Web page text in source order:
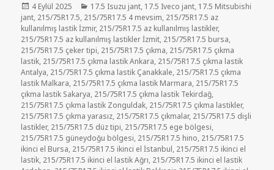
Yayın
tarihi
4 Eylül 2025 Kategoriler
17.5 Isuzu jant, 17.5 Iveco jant, 17.5 Mitsubishi
jant, 215/75R17.5, 215/75R17.5 4 mevsim, 215/75R17.5 az
kullanılmış lastik İzmir, 215/75R17.5 az kullanılmış lastikler,
215/75R17.5 az kullanılmış lastikler İzmit, 215/75R17.5 bursa,
215/75R17.5 çeker tipi, 215/75R17.5 çıkma, 215/75R17.5 çıkma
lastik, 215/75R17.5 çıkma lastik Ankara, 215/75R17.5 çıkma lastik
Antalya, 215/75R17.5 çıkma lastik Çanakkale, 215/75R17.5 çıkma
lastik Malkara, 215/75R17.5 çıkma lastik Marmara, 215/75R17.5
çıkma lastik Sakarya, 215/75R17.5 çıkma lastik Tekirdağ,
215/75R17.5 çıkma lastik Zonguldak, 215/75R17.5 çıkma lastikler,
215/75R17.5 çıkma yarasız, 215/75R17.5 çıkmalar, 215/75R17.5 dişli
lastikler, 215/75R17.5 düz tipi, 215/75R17.5 ege bölgesi,
215/75R17.5 güneydoğu bölgesi, 215/75R17.5 hino, 215/75R17.5
ikinci el Bursa, 215/75R17.5 ikinci el İstanbul, 215/75R17.5 ikinci el
lastik, 215/75R17.5 ikinci el lastik Ağrı, 215/75R17.5 ikinci el lastik